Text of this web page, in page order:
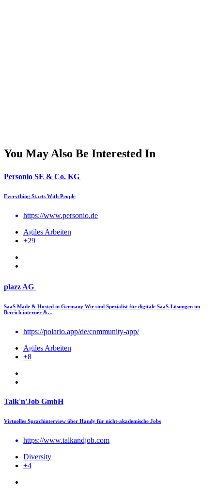
You May Also Be Interested In
Personio SE & Co. KG
Everything Starts With People
https://www.personio.de
Agiles Arbeiten
+29
plazz AG
SaaS Made & Hosted in Germany Wir sind Spezialist für digitale SaaS-Lösungen im
Bereich interner &…
https://polario.app/de/community-app/
Agiles Arbeiten
+8
Talk'n'Job GmbH
Virtuelles Sprachinterview über Handy für nicht-akademische Jobs
https://www.talkandjob.com
Diversity
+4